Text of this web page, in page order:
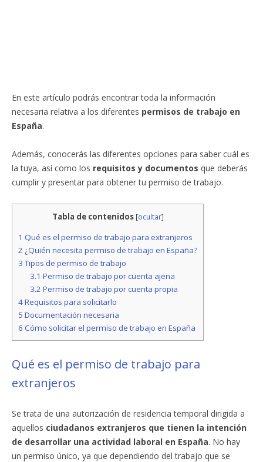
En este artículo podrás encontrar toda la información
necesaria relativa a los diferentes permisos de trabajo en
España.
Además, conocerás las diferentes opciones para saber cuál es
la tuya, así como los requisitos y documentos que deberás
cumplir y presentar para obtener tu permiso de trabajo.
Tabla de contenidos [ocultar]
1 Qué es el permiso de trabajo para extranjeros
2 ¿Quién necesita permiso de trabajo en España?
3Tipos de permiso de trabajo
3.1 Permiso de trabajo por cuenta ajena
3.2 Permiso de trabajo por cuenta propia
4Requisitos para solicitarlo
5 Documentación necesaria
6 Cómo solicitar el permiso de trabajo en España
Qué es el permiso de trabajo para
extranjeros
Se trata de una autorización de residencia temporal dirigida a
aquellos ciudadanos extranjeros que tienen la intención
de desarrollar una actividad laboral en España. No hay
un permiso único, ya que dependiendo del trabajo que se